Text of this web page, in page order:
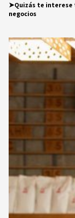
➤Quizás te interese
negocios